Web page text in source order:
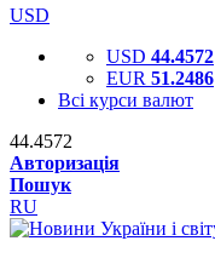
USD
USD 44.4572
EUR 51.2486
Всі курси валют
44.4572
Авторизація
Пошук
RU